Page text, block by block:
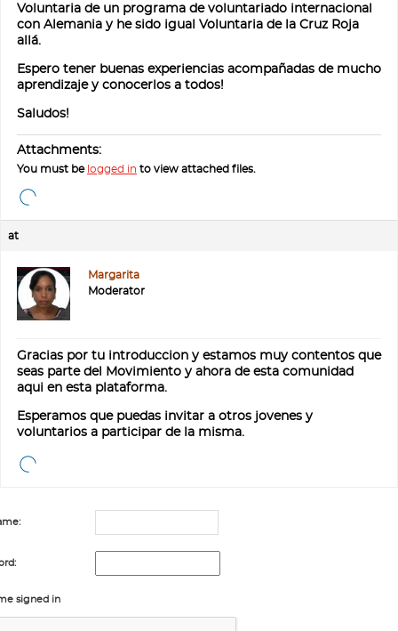
Voluntaria de un programa de voluntariado internacional
con Alemania y he sido igual Voluntaria de la Cruz Roja
allá.
Espero tener buenas experiencias acompañadas de mucho
aprendizaje y conocerlos a todos!
Saludos!
Attachments:
You must be logged in to view attached files.
at
Margarita
Moderator
Gracias por tu introduccion y estamos muy contentos que
seas parte del Movimiento y ahora de esta comunidad
aqui en esta plataforma.
Esperamos que puedas invitar a otros jovenes y
voluntarios a participar de la misma.
signed in